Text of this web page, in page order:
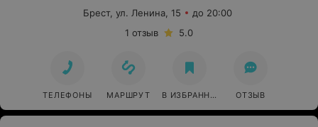
Брест, ул. Ленина, 15
до 20:00
1 отзыв
5.0
ТЕЛЕФОНЫ МАРШРУТ В ИЗБРАННОЕ ОТЗЫВ